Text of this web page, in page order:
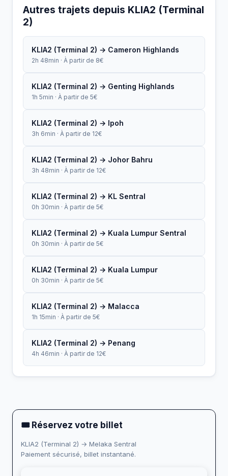
Autres trajets depuis KLIA2 (Terminal
2)
KLIA2 (Terminal 2) → Cameron Highlands
2h 48min · À partir de 8€
KLIA2 (Terminal 2) → Genting Highlands
1h 5min · À partir de 5€
KLIA2 (Terminal 2) → Ipoh
3h 6min · À partir de 12€
KLIA2 (Terminal 2) → Johor Bahru
3h 48min · À partir de 12€
KLIA2 (Terminal 2) → KL Sentral
0h 30min · À partir de 5€
KLIA2 (Terminal 2) → Kuala Lumpur Sentral
0h 30min · À partir de 5€
KLIA2 (Terminal 2) → Kuala Lumpur
0h 30min · À partir de 5€
KLIA2 (Terminal 2) → Malacca
1h 15min · À partir de 5€
KLIA2 (Terminal 2) → Penang
4h 46min · À partir de 12€
🎟 Réservez votre billet
KLIA2 (Terminal 2) → Melaka Sentral
Paiement sécurisé, billet instantané.